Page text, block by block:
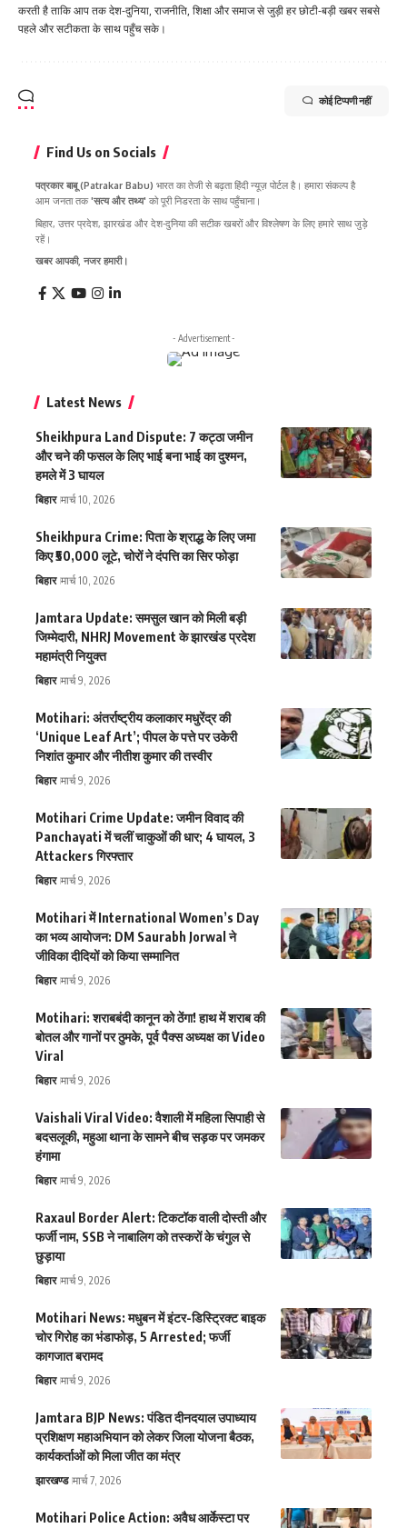
करती है ताकि आप तक देश-दुनिया, राजनीति, शिक्षा और समाज से जुड़ी हर छोटी-बड़ी खबर सबसे
पहले और सटीकता के साथ पहुँच सके।
कोई टिप्पणी नहीं
Find Us on Socials
पत्रकार बाबू (Patrakar Babu) भारत का तेजी से बढ़ता हिंदी न्यूज़ पोर्टल है। हमारा संकल्प है
आम जनता तक'सत्य और तथ्य' को पूरी निडरता के साथ पहुँचाना।
बिहार, उत्तर प्रदेश, झारखंड और देश-दुनिया की सटीक खबरों और विश्लेषण के लिए हमारे साथ जुड़े
रहें।
खबर आपकी, नजर हमारी।
- Advertisement -
Latest News
Sheikhpura Land Dispute: 7 कट्ठा जमीन
और चने की फसल के लिए भाई बना भाई का दुश्मन,
हमले में 3 घायल
बिहार मार्च 10, 2026
Sheikhpura Crime: पिता के श्राद्ध के लिए जमा
किए ₹50,000 लूटे, चोरों ने दंपत्ति का सिर फोड़ा
बिहार मार्च 10, 2026
Jamtara Update: समसुल खान को मिली बड़ी
जिम्मेदारी, NHRJ Movement के झारखंड प्रदेश
महामंत्री नियुक्त
बिहार मार्च 9, 2026
Motihari: अंतर्राष्ट्रीय कलाकार मधुरेंद्र की
‘Unique Leaf Art’; पीपल के पत्ते पर उकेरी
निशांत कुमार और नीतीश कुमार की तस्वीर
बिहार मार्च 9, 2026
Motihari Crime Update: जमीन विवाद की
Panchayati में चलीं चाकुओं की धार; 4 घायल, 3
Attackers गिरफ्तार
बिहार मार्च 9, 2026
Motihari में International Women’s Day
का भव्य आयोजन: DM Saurabh Jorwal ने
जीविका दीदियों को किया सम्मानित
बिहार मार्च 9, 2026
Motihari: शराबबंदी कानून को ठेंगा! हाथ में शराब की
बोतल और गानों पर ठुमके, पूर्व पैक्स अध्यक्ष का Video
Viral
बिहार मार्च 9, 2026
Vaishali Viral Video: वैशाली में महिला सिपाही से
बदसलूकी, महुआ थाना के सामने बीच सड़क पर जमकर
हंगामा
बिहार मार्च 9, 2026
Raxaul Border Alert: टिकटॉक वाली दोस्ती और
फर्जी नाम, SSB ने नाबालिग को तस्करों के चंगुल से
छुड़ाया
बिहार मार्च 9, 2026
Motihari News: मधुबन में इंटर-डिस्ट्रिक्ट बाइक
चोर गिरोह का भंडाफोड़, 5 Arrested; फर्जी
कागजात बरामद
बिहार मार्च 9, 2026
Jamtara BJP News: पंडित दीनदयाल उपाध्याय
प्रशिक्षण महाअभियान को लेकर जिला योजना बैठक,
कार्यकर्ताओं को मिला जीत का मंत्र
झारखण्ड मार्च 7, 2026
Motihari Police Action: अवैध आर्केस्टा पर